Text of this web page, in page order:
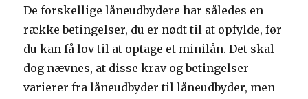
De forskellige låneudbydere har således en
række betingelser, du er nødt til at opfylde, før
du kan få lov til at optage et minilån. Det skal
dog nævnes, at disse krav og betingelser
varierer fra låneudbyder til låneudbyder, men